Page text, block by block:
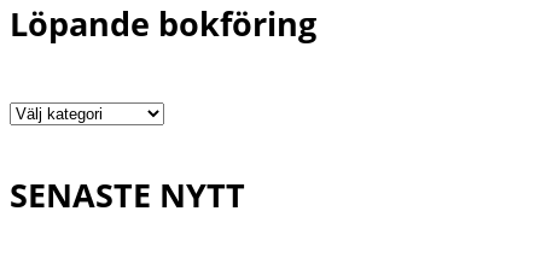
Löpande bokföring
Löpande
SENASTE NYTT